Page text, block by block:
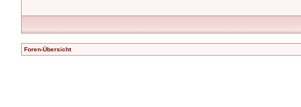
Foren-Übersicht